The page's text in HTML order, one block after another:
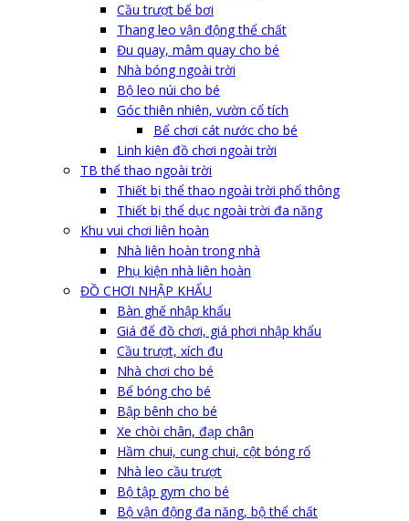
Cầu trượt bể bơi
Thang leo vận động thể chất
Đu quay, mâm quay cho bé
Nhà bóng ngoài trời
Bộ leo núi cho bé
Góc thiên nhiên, vườn cổ tích
Bể chơi cát nước cho bé
Linh kiện đồ chơi ngoài trời
TB thể thao ngoài trời
Thiết bị thể thao ngoài trời phổ thông
Thiết bị thể dục ngoài trời đa năng
Khu vui chơi liên hoàn
Nhà liên hoàn trong nhà
Phụ kiện nhà liên hoàn
ĐỒ CHƠI NHẬP KHẨU
Bàn ghế nhập khẩu
Giá để đồ chơi, giá phơi nhập khẩu
Cầu trượt, xích đu
Nhà chơi cho bé
Bể bóng cho bé
Bập bênh cho bé
Xe chòi chân, đạp chân
Hầm chui, cung chui, cột bóng rổ
Nhà leo cầu trượt
Bộ tập gym cho bé
Bộ vận động đa năng, bộ thể chất